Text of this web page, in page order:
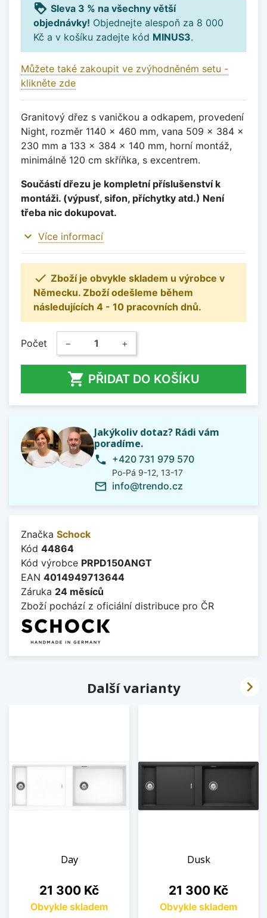
loyalty Sleva 3 % na všechny větší
objednávky! Objednejte alespoň za 8 000
Kč a v košíku zadejte kód MINUS3.
Můžete také zakoupit ve zvýhodněném setu -
klikněte zde
Granitový dřez s vaničkou a odkapem, provedení
Night, rozměr 1140 x 460 mm, vana 509 x 384 x
230 mm a 133 x 384 x 140 mm, horní montáž,
minimálně 120 cm skříňka, s excentrem.
Součástí dřezu je kompletní příslušenství k
montáži. (výpusť, sifon, příchytky atd.) Není
třeba nic dokupovat.
expand_more Více informací
 Zboží je obvykle skladem u výrobce v
Německu. Zboží odešleme během
následujících 4 - 10 pracovních dnů.
Počet − +
 PŘIDAT DO KOŠÍKU
Jakýkoliv dotaz? Rádi vám
poradíme.
phone +420 731 979 570
Po-Pá 9-12, 13-17
mail_outline info@trendo.cz
Značka Schock
Kód 44864
Kód výrobce PRPD150ANGT
EAN 4014949713644
Záruka 24 měsíců
Zboží pochází z oficiální distribuce pro ČR
Další varianty
Day
Cena
21 300 Kč
Obvykle skladem
Dusk
Cena
21 300 Kč
Obvykle skladem
